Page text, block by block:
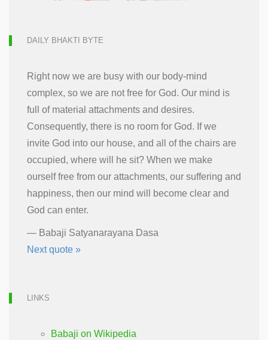
DAILY BHAKTI BYTE
Right now we are busy with our body-mind
complex, so we are not free for God. Our mind is
full of material attachments and desires.
Consequently, there is no room for God. If we
invite God into our house, and all of the chairs are
occupied, where will he sit? When we make
ourself free from our attachments, our suffering and
happiness, then our mind will become clear and
God can enter.
— Babaji Satyanarayana Dasa
Next quote »
LINKS
Babaji on Wikipedia